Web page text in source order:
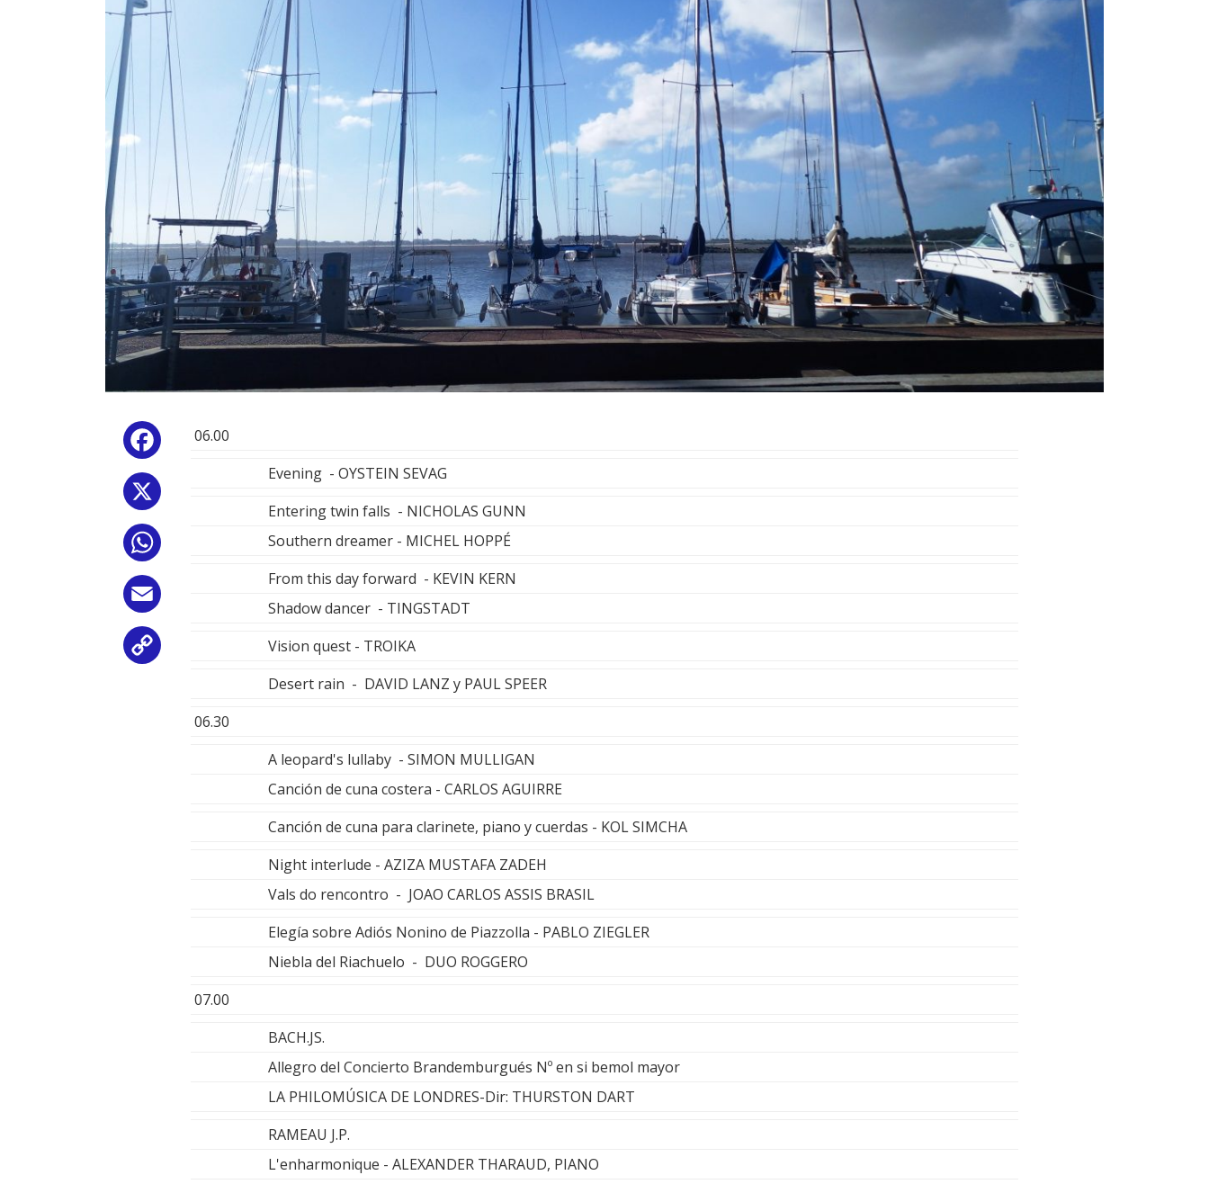
Facebook
06.00
Evening - OYSTEIN SEVAG
Entering twin falls - NICHOLAS GUNN
Southern dreamer - MICHEL HOPPÉ
From this day forward - KEVIN KERN
Shadow dancer - TINGSTADT
Vision quest - TROIKA
Desert rain - DAVID LANZ y PAUL SPEER
06.30
A leopard's lullaby - SIMON MULLIGAN
Canción de cuna costera - CARLOS AGUIRRE
Canción de cuna para clarinete, piano y cuerdas - KOL SIMCHA
Night interlude - AZIZA MUSTAFA ZADEH
Vals do rencontro - JOAO CARLOS ASSIS BRASIL
Elegía sobre Adiós Nonino de Piazzolla - PABLO ZIEGLER
Niebla del Riachuelo - DUO ROGGERO
07.00
BACH.JS.
Allegro del Concierto Brandemburgués Nº en si bemol mayor
LA PHILOMÚSICA DE LONDRES-Dir: THURSTON DART
RAMEAU J.P.
L'enharmonique - ALEXANDER THARAUD, PIANO